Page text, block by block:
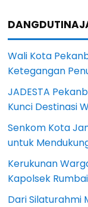
Wali Kota
Ketegangan
JADESTA
Kunci Destinasi
Senkom Kota
untuk
Kerukunan
Kapolsek
Dari Silaturahmi